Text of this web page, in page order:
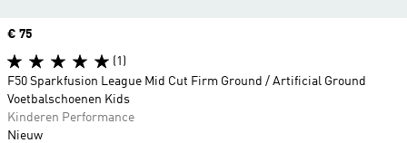
Price
€ 75
(1)
F50 Sparkfusion League Mid Cut Firm Ground / Artificial Ground
Voetbalschoenen Kids
Kinderen Performance
Nieuw